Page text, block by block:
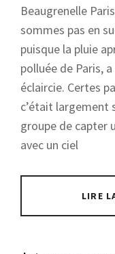
Beaugrenelle
sommes pas en
puisque la pluie
polluée de Paris,
éclaircie. Certes
c’était largement
groupe de capter
avec un ciel
LIRE